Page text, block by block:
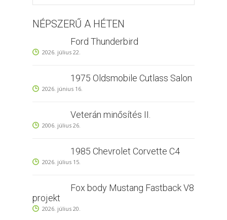
NÉPSZERŰ A HÉTEN
Ford Thunderbird
2026. július 22.
1975 Oldsmobile Cutlass Salon
2026. június 16.
Veterán minősítés II.
2006. július 26.
1985 Chevrolet Corvette C4
2026. július 15.
Fox body Mustang Fastback V8
projekt
2026. július 20.